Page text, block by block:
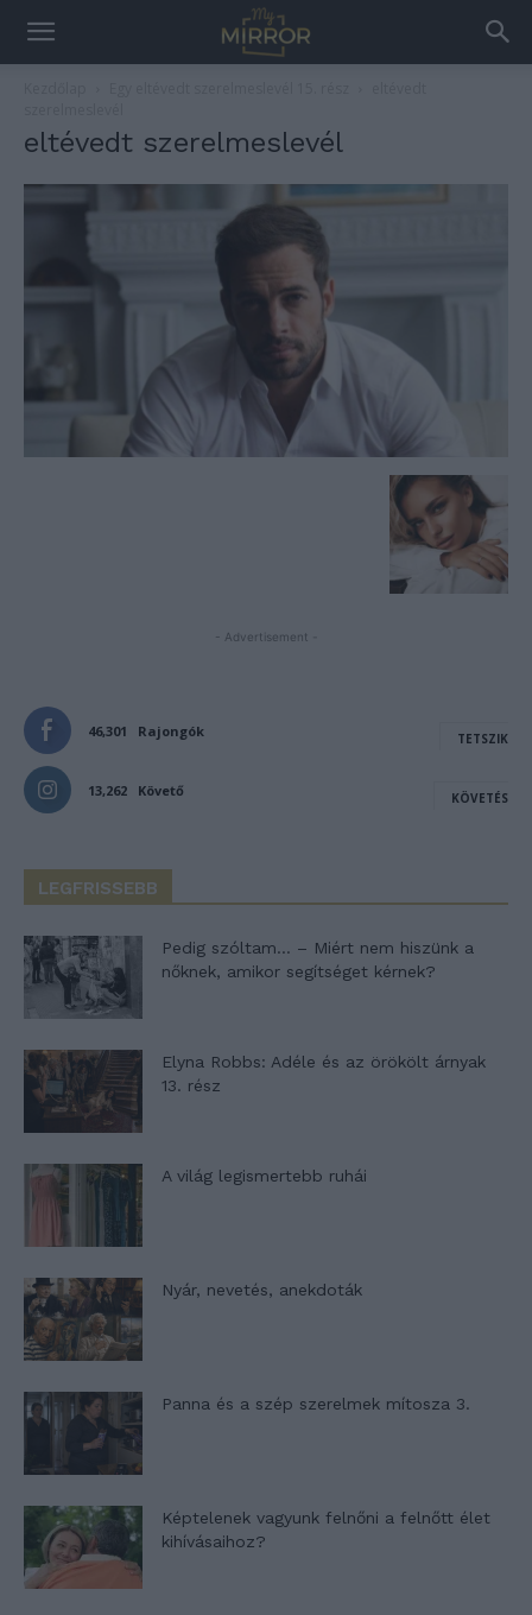
eltévedt szerelmeslevél
- Advertisement -
46,301 Rajongók TETSZIK
13,262 Követő KÖVETÉS
LEGFRISSEBB
Pedig szóltam… – Miért nem hiszünk a
nőknek, amikor segítséget kérnek?
Elyna Robbs: Adéle és az örökölt árnyak
13. rész
A világ legismertebb ruhái
Nyár, nevetés, anekdoták
Panna és a szép szerelmek mítosza 3.
Képtelenek vagyunk felnőni a felnőtt élet
kihívásaihoz?